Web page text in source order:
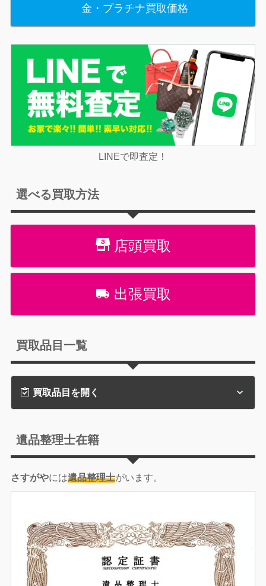
金・プラチナ買取価格
LINEで即査定！
選べる買取方法
店頭買取
出張買取
買取品目一覧
買取品目を開く
遺品整理士在籍
さすがやには遺品整理士がいます。